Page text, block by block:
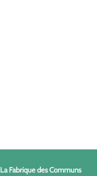
La Fabrique des Communs